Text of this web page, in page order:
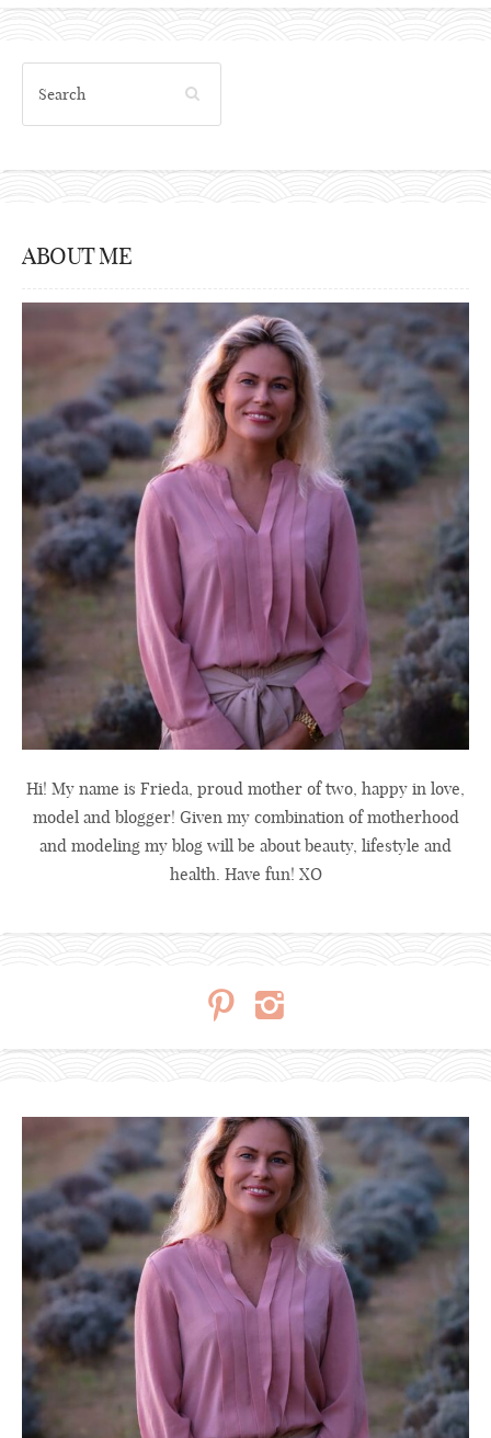
ABOUT ME
Hi! My name is Frieda, proud mother of two, happy in love,
model and blogger! Given my combination of motherhood
and modeling my blog will be about beauty, lifestyle and
health. Have fun! XO